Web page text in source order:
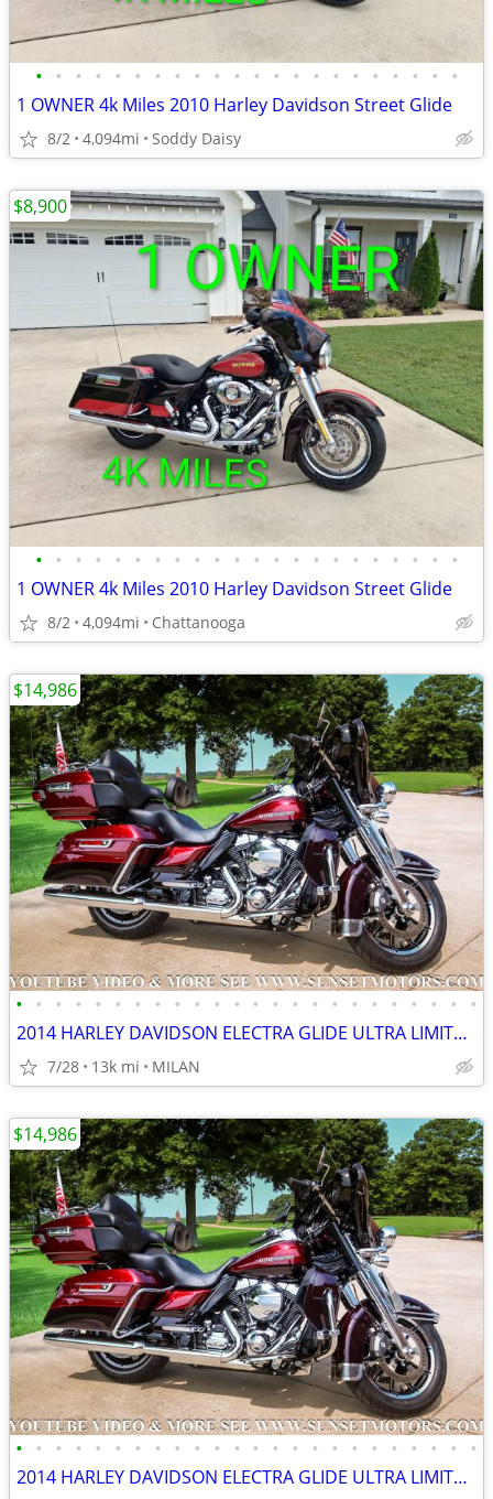
• • • • • • • • • • • • • • • • • • • • • •
1 OWNER 4k Miles 2010 Harley Davidson Street Glide
8/2 4,094mi Soddy Daisy
• • • • • • • • • • • • • • • • • • • • • •
1 OWNER 4k Miles 2010 Harley Davidson Street Glide
8/2 4,094mi Chattanooga
$8,900
• • • • • • • • • • • • • • • • • • • • • • • •
2014 HARLEY DAVIDSON ELECTRA GLIDE ULTRA LIMITED 12K MILES SEE VIDEO
7/28 13k mi MILAN
$14,986
• • • • • • • • • • • • • • • • • • • • • • • •
2014 HARLEY DAVIDSON ELECTRA GLIDE ULTRA LIMITED 12K MILES SEE VIDEO
$14,986